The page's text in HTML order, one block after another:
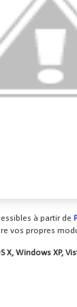
à partir de
vos propres
X, Windows XP,